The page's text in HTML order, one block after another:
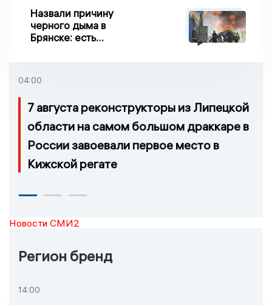
Назвали причину
черного дыма в
Брянске: есть
04:00
7 августа реконструкторы из Липецкой
области на самом большом драккаре в
России завоевали первое место в
Кижской регате
Новости СМИ2
Регион бренд
14:00